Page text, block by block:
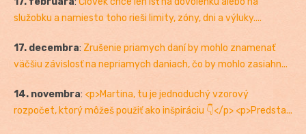
služobku a namiesto toho rieši limity, zóny, dni a výluky....
17. decembra: Zrušenie priamych daní by mohlo znamenať
väčšiu závislosť na nepriamych daniach, čo by mohlo zasiahn...
14. novembra: <p>Martina, tu je jednoduchý vzorový
rozpočet, ktorý môžeš použiť ako inšpiráciu 👇</p> <p>Predsta...